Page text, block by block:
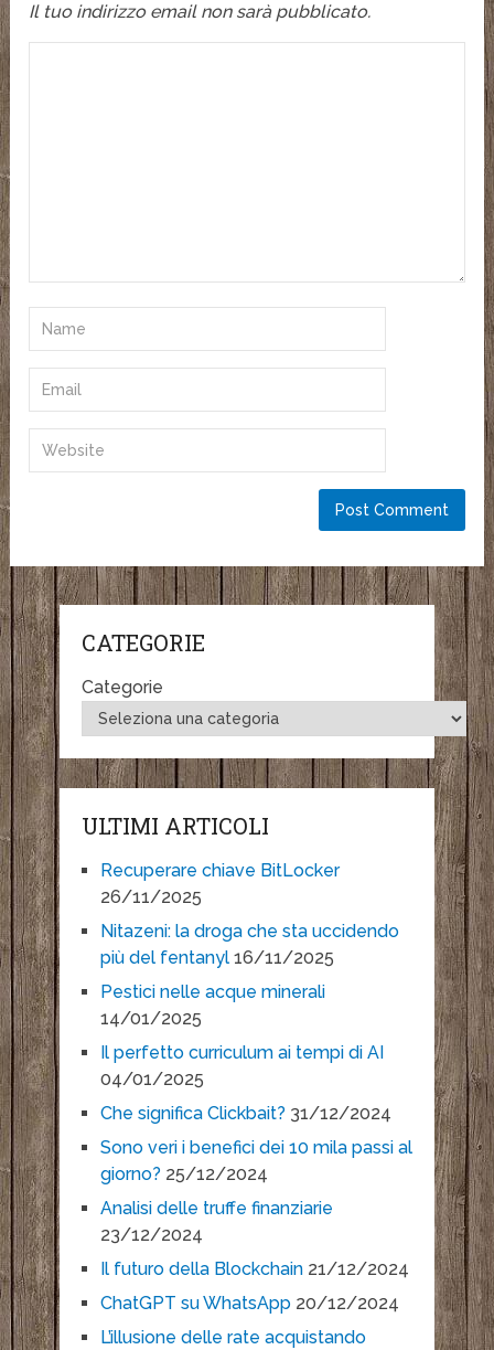
Il tuo indirizzo email non sarà pubblicato.
CATEGORIE
Categorie
ULTIMI ARTICOLI
Recuperare chiave BitLocker
26/11/2025
Nitazeni: la droga che sta uccidendo
più del fentanyl 16/11/2025
Pestici nelle acque minerali
14/01/2025
Il perfetto curriculum ai tempi di AI
04/01/2025
Che significa Clickbait? 31/12/2024
Sono veri i benefici dei 10 mila passi al
giorno? 25/12/2024
Analisi delle truffe finanziarie
23/12/2024
Il futuro della Blockchain 21/12/2024
ChatGPT su WhatsApp 20/12/2024
L’illusione delle rate acquistando